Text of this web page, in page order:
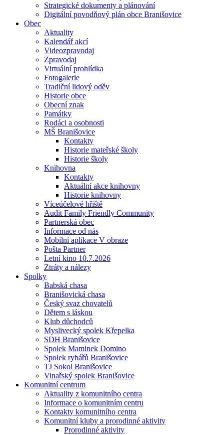
Strategické dokumenty a plánování
Digitální povodňový plán obce Branišovice
Obec
Aktuality
Kalendář akcí
Videozpravodaj
Zpravodaj
Virtuální prohlídka
Fotogalerie
Tradiční lidový oděv
Historie obce
Obecní znak
Památky
Rodáci a osobnosti
MŠ Branišovice
Kontakty
Historie mateřské školy
Historie školy
Knihovna
Kontakty
Aktuální akce knihovny
Historie knihovny
Víceúčelové hřiště
Audit Family Friendly Community
Partnerská obec
Informace od nás
Mobilní aplikace V obraze
Pošta Partner
Letní kino 10.7.2026
Ztráty a nálezy
Spolky
Babská chasa
Branišovická chasa
Český svaz chovatelů
Dětem s láskou
Klub důchodců
Myslivecký spolek Křepelka
SDH Branišovice
Spolek Maminek Domino
Spolek rybářů Branišovice
TJ Sokol Branišovice
Vinařský spolek Branišovice
Komunitní centrum
Aktuality z komunitního centra
Informace o komunitním centru
Kontakty komunitního centra
Komunitní kluby a prorodinné aktivity
Prorodinné aktivity